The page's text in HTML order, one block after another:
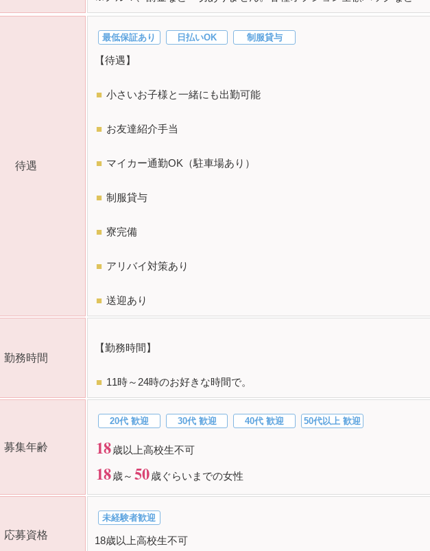
待遇
最低保証あり 日払いOK 制服貸与
【待遇】
■ 小さいお子様と一緒にも出勤可能
■ お友達紹介手当
■ マイカー通勤OK（駐車場あり）
■ 制服貸与
■ 寮完備
■ アリバイ対策あり
■ 送迎あり
勤務時間
【勤務時間】
■ 11時～24時のお好きな時間で。
募集年齢
20代 歓迎 30代 歓迎 40代 歓迎 50代以上 歓迎
18歳以上高校生不可
18歳～ 50歳ぐらいまでの女性
応募資格
未経験者歓迎
18歳以上高校生不可